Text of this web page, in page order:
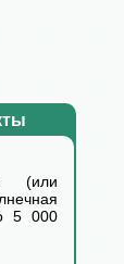
(или
5 000